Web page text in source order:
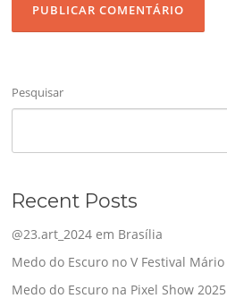
Pesquisar
Recent Posts
@23.art_2024 em Brasília
Medo do Escuro no V Festival
Medo do Escuro na Pixel Show 2025